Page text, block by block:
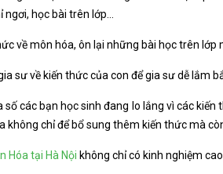
ngơi, học bài trên lớp…
về môn hóa, ôn lại những bài học trên lớp
sư về kiến thức của con để gia sư dễ lắm
số các bạn học sinh đang lo lắng vì các
không chỉ để bổ sung thêm kiến thức mà
Hóa tại Hà Nội không chỉ có kinh nghiệm